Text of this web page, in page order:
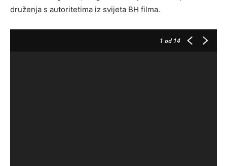
druženja s autoritetima iz svijeta BH filma.
1 od 14